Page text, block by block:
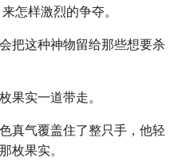
怎样激烈的争夺。
把这种神物留给那些想要杀
果实一道带走。
真气覆盖住了整只手，他轻
枚果实。